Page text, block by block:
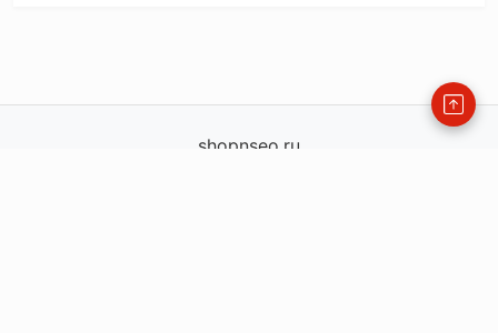
shopnseo.ru